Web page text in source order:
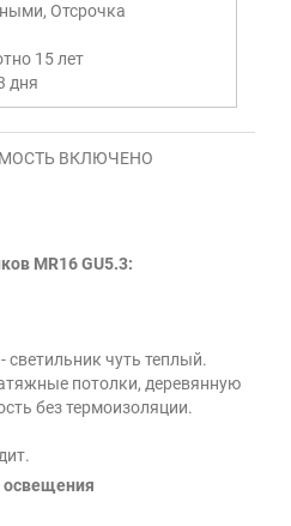
Отсрочка
15 лет
дня
ВКЛЮЧЕНО
MR16 GU5.3:
светильник чуть теплый.
потолки, деревянную
без термоизоляции.
освещения